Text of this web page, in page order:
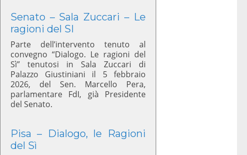
Senato – Sala Zuccari – Le
ragioni del SI
Parte dell’intervento tenuto al
convegno “Dialogo. Le ragioni del
Sì” tenutosi in Sala Zuccari di
Palazzo Giustiniani il 5 febbraio
2026, del Sen. Marcello Pera,
parlamentare FdI, già Presidente
del Senato.
Pisa – Dialogo, le Ragioni
del Sì